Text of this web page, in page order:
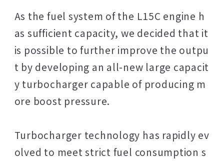
As the fuel system of the L15C engine h
as sufficient capacity, we decided that it
is possible to further improve the outpu
t by developing an all-new large capacit
y turbocharger capable of producing m
ore boost pressure.
Turbocharger technology has rapidly ev
olved to meet strict fuel consumption s